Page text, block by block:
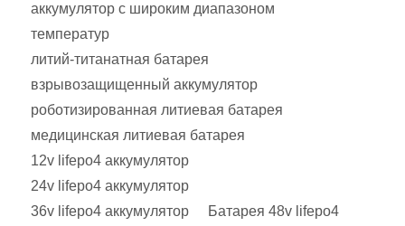
аккумулятор с широким диапазоном
температур
литий-титанатная батарея
взрывозащищенный аккумулятор
роботизированная литиевая батарея
медицинская литиевая батарея
12v lifepo4 аккумулятор
24v lifepo4 аккумулятор
36v lifepo4 аккумулятор
Батарея 48v lifepo4